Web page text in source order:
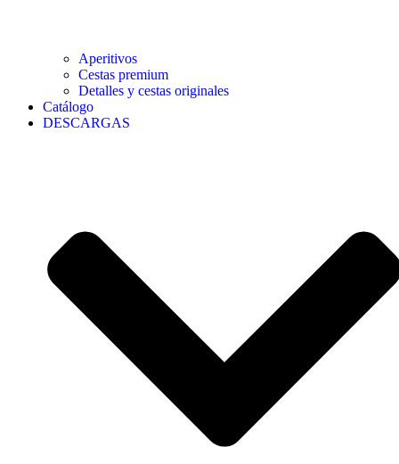
Aperitivos
Cestas premium
Detalles y cestas originales
Catálogo
DESCARGAS